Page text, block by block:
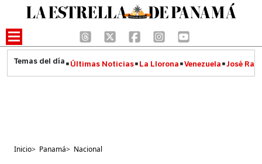
Últimas Noticias La Llorona Venezuela José
Inicio> Panamá> Nacional